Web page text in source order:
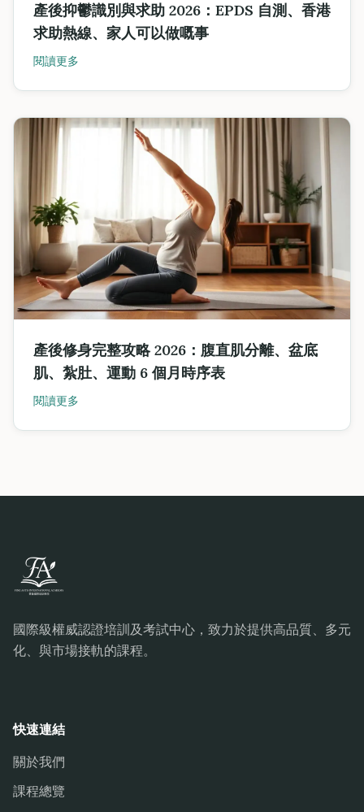
產後抑鬱識別與求助 2026：EPDS 自測、香港
求助熱線、家人可以做嘅事
閱讀更多
產後修身完整攻略 2026：腹直肌分離、盆底
肌、紮肚、運動 6 個月時序表
閱讀更多
國際級權威認證培訓及考試中心，致力於提供高品質、多元
化、與市場接軌的課程。
快速連結
關於我們
課程總覽